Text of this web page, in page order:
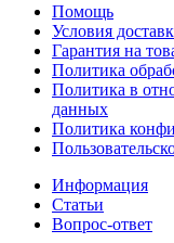
Помощь
Условия
Гарантия на
Политика
Политика в
данных
Политика
Информация
Статьи
Вопрос-ответ